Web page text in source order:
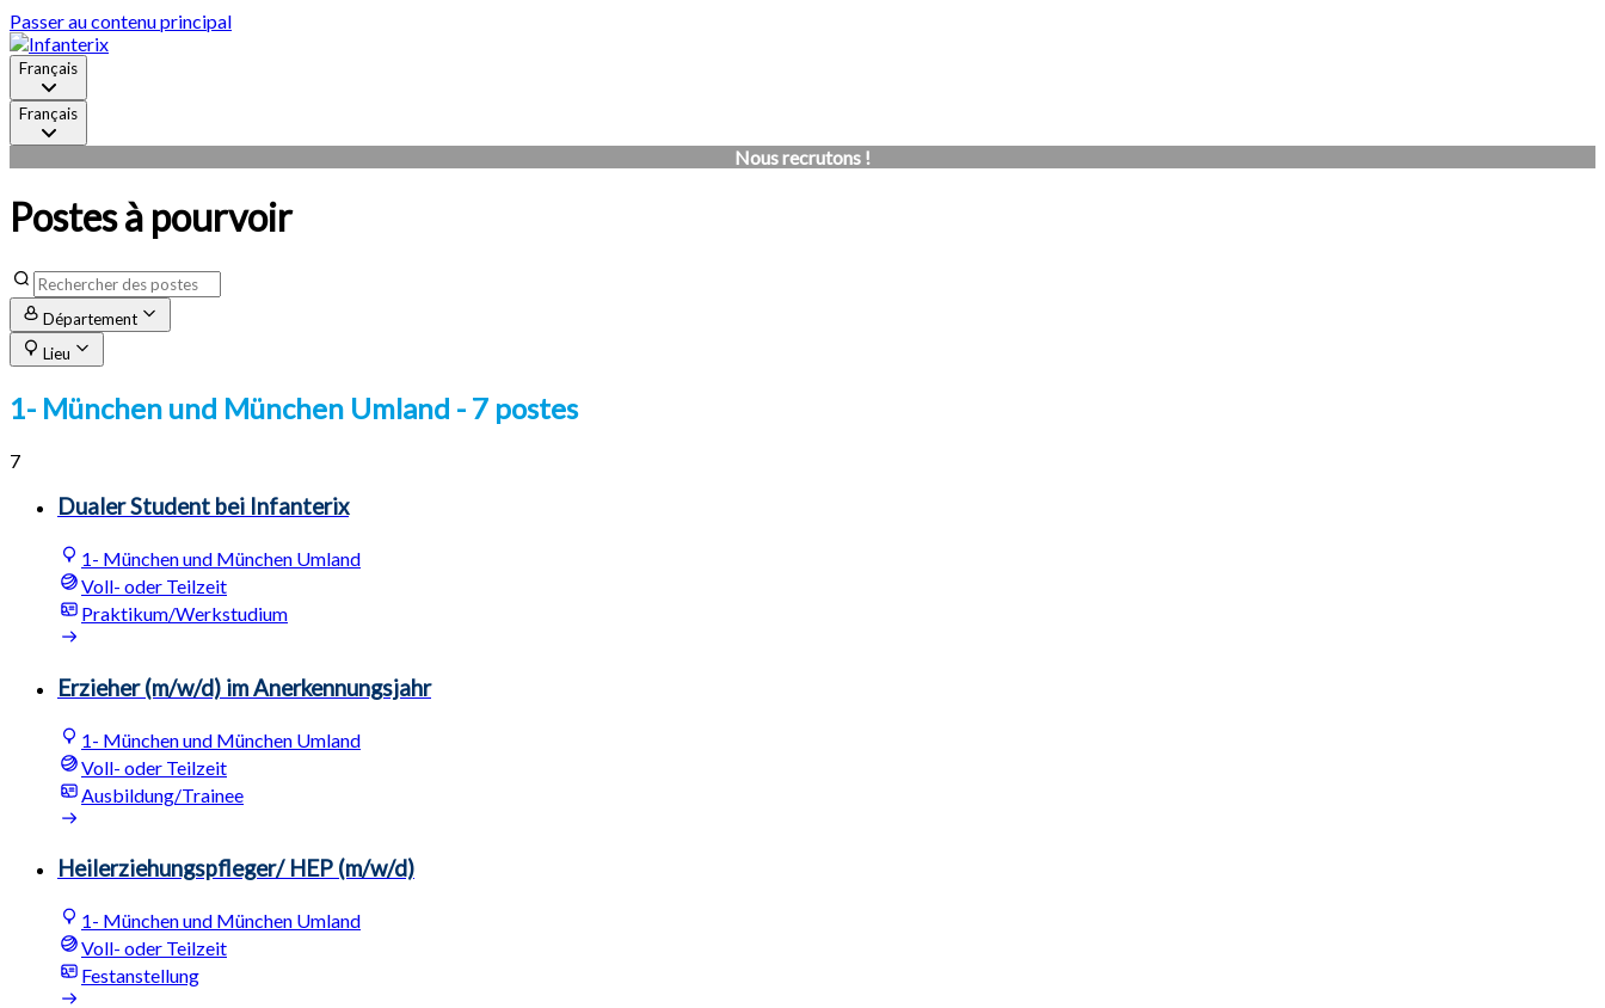
Passer au contenu principal
Français
Français
Nous recrutons !
Postes à pourvoir
Département
Lieu
1- München und München Umland - 7 postes
7
Dualer Student bei Infanterix
1- München und München Umland
Voll- oder Teilzeit
Praktikum/Werkstudium
Erzieher (m/w/d) im Anerkennungsjahr
1- München und München Umland
Voll- oder Teilzeit
Ausbildung/Trainee
Heilerziehungspfleger/ HEP (m/w/d)
1- München und München Umland
Voll- oder Teilzeit
Festanstellung